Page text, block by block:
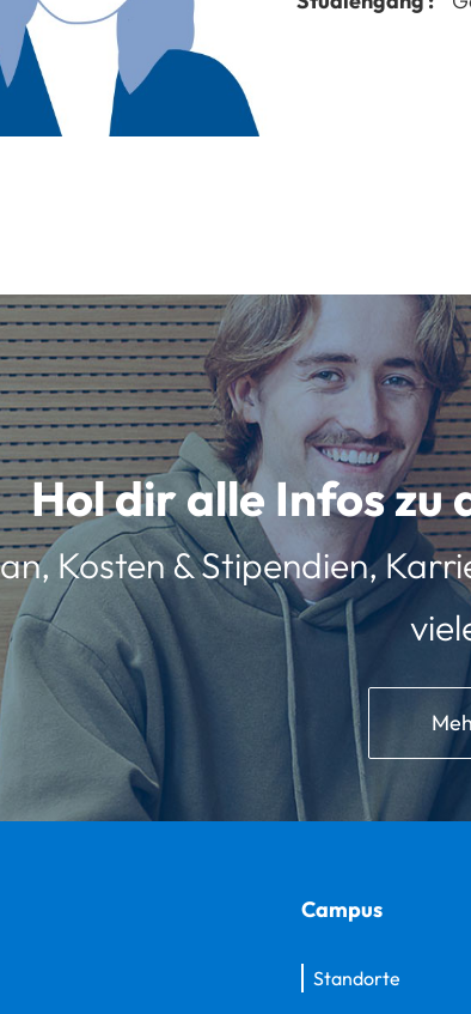
Hol dir alle Infos zu
Kosten & Stipendien,
Campus
Standorte